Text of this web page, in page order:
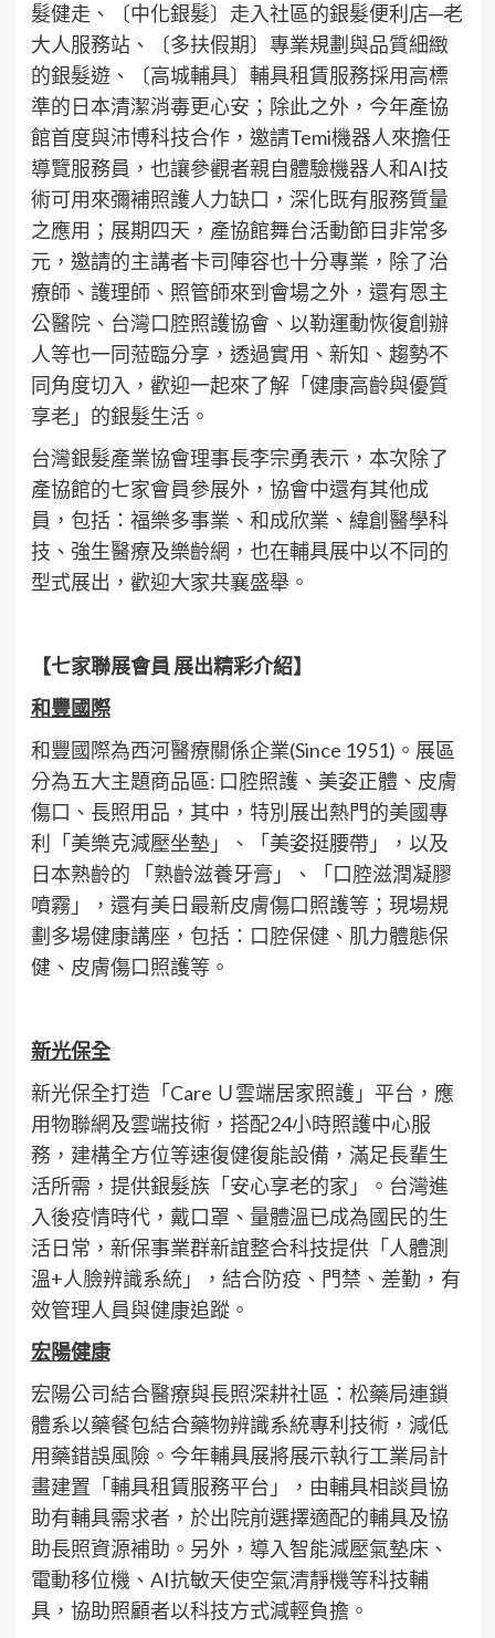
髮健走、〔中化銀髮〕走入社區的銀髮便利店─老
大人服務站、〔多扶假期〕專業規劃與品質細緻
的銀髮遊、〔高城輔具〕輔具租賃服務採用高標
準的日本清潔消毒更心安；除此之外，今年產協
館首度與沛博科技合作，邀請Temi機器人來擔任
導覽服務員，也讓參觀者親自體驗機器人和AI技
術可用來彌補照護人力缺口，深化既有服務質量
之應用；展期四天，產協館舞台活動節目非常多
元，邀請的主講者卡司陣容也十分專業，除了治
療師、護理師、照管師來到會場之外，還有恩主
公醫院、台灣口腔照護協會、以勒運動恢復創辦
人等也一同蒞臨分享，透過實用、新知、趨勢不
同角度切入，歡迎一起來了解「健康高齡與優質
享老」的銀髮生活。
台灣銀髮產業協會理事長李宗勇表示，本次除了
產協館的七家會員參展外，協會中還有其他成
員，包括：福樂多事業、和成欣業、緯創醫學科
技、強生醫療及樂齡網，也在輔具展中以不同的
型式展出，歡迎大家共襄盛舉。
【七家聯展會員 展出精彩介紹】
和豐國際
和豐國際為西河醫療關係企業(Since 1951)。展區
分為五大主題商品區: 口腔照護、美姿正體、皮膚
傷口、長照用品，其中，特別展出熱門的美國專
利「美樂克減壓坐墊」、「美姿挺腰帶」，以及
日本熟齡的 「熟齡滋養牙膏」、「口腔滋潤凝膠
噴霧」，還有美日最新皮膚傷口照護等；現場規
劃多場健康講座，包括：口腔保健、肌力體態保
健、皮膚傷口照護等。
新光保全
新光保全打造「Care Ｕ雲端居家照護」平台，應
用物聯網及雲端技術，搭配24小時照護中心服
務，建構全方位等速復健復能設備，滿足長輩生
活所需，提供銀髮族「安心享老的家」。台灣進
入後疫情時代，戴口罩、量體溫已成為國民的生
活日常，新保事業群新誼整合科技提供「人體測
溫+人臉辨識系統」，結合防疫、門禁、差勤，有
效管理人員與健康追蹤。
宏陽健康
宏陽公司結合醫療與長照深耕社區：松藥局連鎖
體系以藥餐包結合藥物辨識系統專利技術，減低
用藥錯誤風險。今年輔具展將展示執行工業局計
畫建置「輔具租賃服務平台」，由輔具相談員協
助有輔具需求者，於出院前選擇適配的輔具及協
助長照資源補助。另外，導入智能減壓氣墊床、
電動移位機、AI抗敏天使空氣清靜機等科技輔
具，協助照顧者以科技方式減輕負擔。